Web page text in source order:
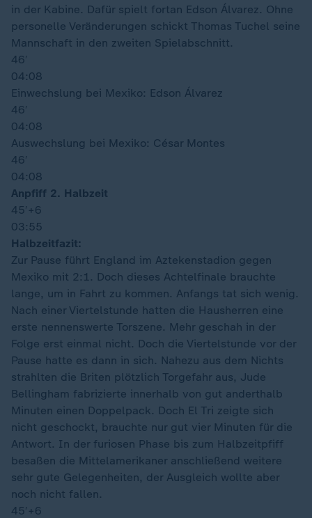
in der Kabine. Dafür spielt fortan Edson Álvarez. Ohne
personelle Veränderungen schickt Thomas Tuchel seine
Mannschaft in den zweiten Spielabschnitt.
46′
04:08
Einwechslung bei Mexiko: Edson Álvarez
46′
04:08
Auswechslung bei Mexiko: César Montes
46′
04:08
Anpfiff 2. Halbzeit
45′ +6
03:55
Halbzeitfazit:
Zur Pause führt England im Aztekenstadion gegen
Mexiko mit 2:1. Doch dieses Achtelfinale brauchte
lange, um in Fahrt zu kommen. Anfangs tat sich wenig.
Nach einer Viertelstunde hatten die Hausherren eine
erste nennenswerte Torszene. Mehr geschah in der
Folge erst einmal nicht. Doch die Viertelstunde vor der
Pause hatte es dann in sich. Nahezu aus dem Nichts
strahlten die Briten plötzlich Torgefahr aus, Jude
Bellingham fabrizierte innerhalb von gut anderthalb
Minuten einen Doppelpack. Doch El Tri zeigte sich
nicht geschockt, brauchte nur gut vier Minuten für die
Antwort. In der furiosen Phase bis zum Halbzeitpfiff
besaßen die Mittelamerikaner anschließend weitere
sehr gute Gelegenheiten, der Ausgleich wollte aber
noch nicht fallen.
45′ +6